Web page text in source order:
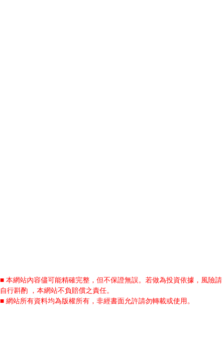
■ 本網站內容儘可能精確完整，但不保證無誤。若做為投資依據，風險請
自行斟酌 ，本網站不負賠償之責任。
■ 網站所有資料均為版權所有，非經書面允許請勿轉載或使用。